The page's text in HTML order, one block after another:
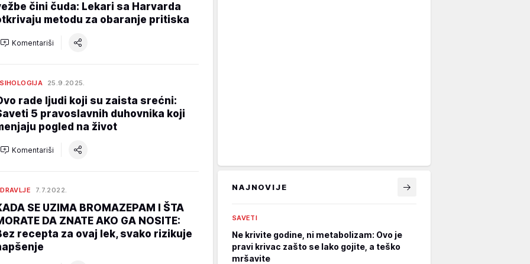
čini čuda: Lekari sa Harvarda
metodu za obaranje pritiska
Komentariši
25.9.2025.
rade ljudi koji su zaista srećni:
5 pravoslavnih duhovnika koji
pogled na život
Komentariši
7.7.2022.
SE UZIMA BROMAZEPAM I ŠTA
DA ZNATE AKO GA NOSITE:
recepta za ovaj lek, svako rizikuje
NAJNOVIJE
SAVETI
Ne krivite godine, ni metabolizam: Ovo je
pravi krivac zašto se lako gojite, a teško
mršavite